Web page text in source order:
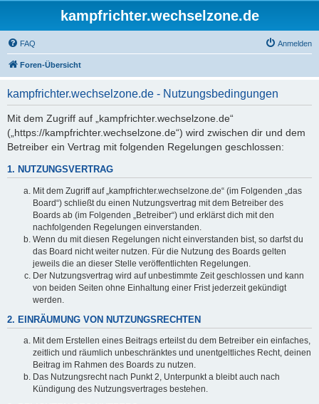
kampfrichter.wechselzone.de
FAQ Anmelden
Foren-Übersicht
kampfrichter.wechselzone.de - Nutzungsbedingungen
Mit dem Zugriff auf „kampfrichter.wechselzone.de“
(„https://kampfrichter.wechselzone.de“) wird zwischen dir und dem
Betreiber ein Vertrag mit folgenden Regelungen geschlossen:
1. NUTZUNGSVERTRAG
Mit dem Zugriff auf „kampfrichter.wechselzone.de“ (im Folgenden „das
Board“) schließt du einen Nutzungsvertrag mit dem Betreiber des
Boards ab (im Folgenden „Betreiber“) und erklärst dich mit den
nachfolgenden Regelungen einverstanden.
Wenn du mit diesen Regelungen nicht einverstanden bist, so darfst du
das Board nicht weiter nutzen. Für die Nutzung des Boards gelten
jeweils die an dieser Stelle veröffentlichten Regelungen.
Der Nutzungsvertrag wird auf unbestimmte Zeit geschlossen und kann
von beiden Seiten ohne Einhaltung einer Frist jederzeit gekündigt
werden.
2. EINRÄUMUNG VON NUTZUNGSRECHTEN
Mit dem Erstellen eines Beitrags erteilst du dem Betreiber ein einfaches,
zeitlich und räumlich unbeschränktes und unentgeltliches Recht, deinen
Beitrag im Rahmen des Boards zu nutzen.
Das Nutzungsrecht nach Punkt 2, Unterpunkt a bleibt auch nach
Kündigung des Nutzungsvertrages bestehen.